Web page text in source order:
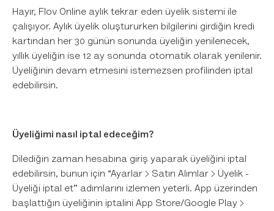
Hayır, Flov Online aylık tekrar eden üyelik sistemi ile
çalışıyor. Aylık üyelik oluştururken bilgilerini girdiğin kredi
kartından her 30 günün sonunda üyeliğin yenilenecek,
yıllık üyeliğin ise 12 ay sonunda otomatik olarak yenilenir.
Üyeliğinin devam etmesini istemezsen profilinden iptal
edebilirsin.
Üyeliğimi nasıl iptal edeceğim?
Dilediğin zaman hesabına giriş yaparak üyeliğini iptal
edebilirsin, bunun için “Ayarlar > Satın Alımlar > Üyelik -
Üyeliği iptal et" adımlarını izlemen yeterli. App üzerinden
başlattığın üyeliğinin iptalini App Store/Google Play >